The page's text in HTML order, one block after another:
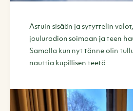
Astuin sisään ja sytyttelin
jouluradion soimaan ja teen
Samalla kun nyt tänne olin
nauttia kupillisen teetä